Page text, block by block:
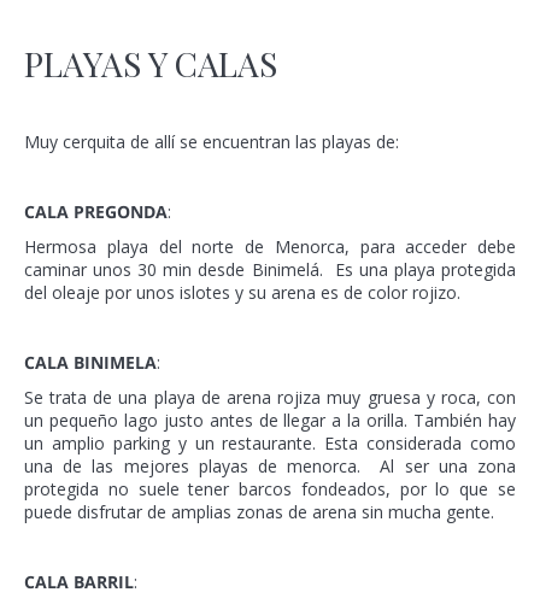
PLAYAS Y CALAS
Muy cerquita de allí se encuentran las playas de:
CALA PREGONDA:
Hermosa playa del norte de Menorca, para acceder debe
caminar unos 30 min desde Binimelá. Es una playa protegida
del oleaje por unos islotes y su arena es de color rojizo.
CALA BINIMELA:
Se trata de una playa de arena rojiza muy gruesa y roca, con
un pequeño lago justo antes de llegar a la orilla. También hay
un amplio parking y un restaurante. Esta considerada como
una de las mejores playas de menorca. Al ser una zona
protegida no suele tener barcos fondeados, por lo que se
puede disfrutar de amplias zonas de arena sin mucha gente.
CALA BARRIL: